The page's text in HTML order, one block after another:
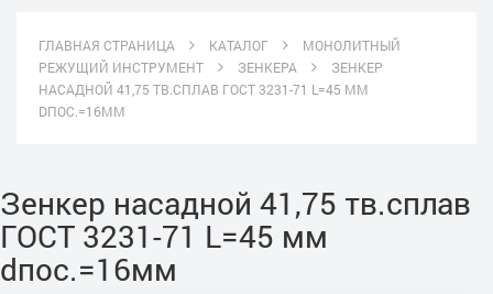
ГЛАВНАЯ СТРАНИЦА КАТАЛОГ
МОНОЛИТНЫЙ
РЕЖУЩИЙ ИНСТРУМЕНТ
ЗЕНКЕРА
ЗЕНКЕР
НАСАДНОЙ 41,75 ТВ.СПЛАВ ГОСТ 3231-71 L=45 ММ
DПОС.=16ММ
Зенкер насадной 41,75 тв.сплав
ГОСТ 3231-71 L=45 мм
dпос.=16мм